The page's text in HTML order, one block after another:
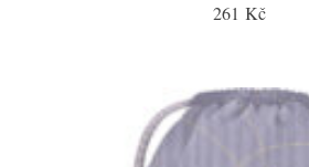
261 Kč